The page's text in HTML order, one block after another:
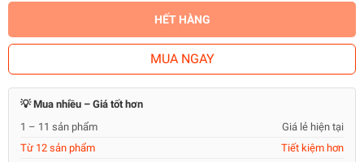
HẾT HÀNG
MUA NGAY
💡 Mua nhiều – Giá tốt hơn
1 – 11 sản phẩm
Giá lẻ hiện tại
Từ 12 sản phẩm
Tiết kiệm hơn